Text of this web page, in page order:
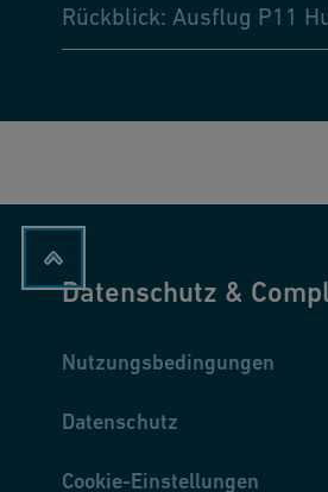
Rückblick: Ausflug P11
Datenschutz &
Nutzungsbedingungen
Datenschutz
Cookie-Einstellungen